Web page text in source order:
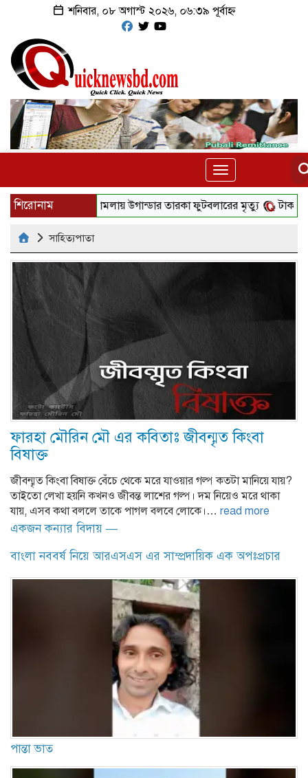
শনিবার, ০৮ অগাস্ট ২০২৬, ০৬:৩৯ পূর্বাহ্ন
Toggle
navigation
শিরোনাম
দুর্বৃত্তের হামলায় উগান্ডার তারকা ফুটবলারের মৃত্যু টাকার জন্য
সাহিত্যপাতা
ফারহা মৌরিন মৌ এর কবিতাঃ জীবন্মৃত কিংবা
বিষাক্ত
জীবন্মৃত কিংবা বিষাক্ত বেঁচে থেকে মরে যাওয়ার গল্প কতটা মানিয়ে যায়?
তাইতো লেখা হয়নি কখনও জীবন্ত লাশের গল্প। দম নিয়েও মরে থাকা
যায়, এসব কথা বললে তাকে পাগল বলবে লোকে।… read more
একজন কন্যার বিদায় —
বাংলা নববর্ষ নিয়ে আরএসএস এর সাম্প্রদায়িক এক অপঃপ্রচার
পান্তা ভাত